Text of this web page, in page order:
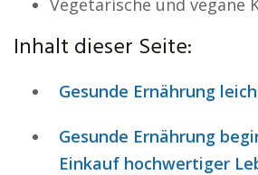
Vegetarische und vegane
Inhalt dieser Seite:
Gesunde Ernährung
Gesunde Ernährung
Einkauf hochwertiger